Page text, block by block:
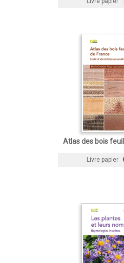
Atlas des bois
Livre papier